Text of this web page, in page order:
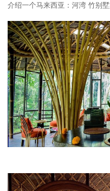
介绍一个马来西亚：河湾 竹别墅